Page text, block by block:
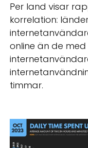
Per land visar
korrelation:
online än de
timmar.